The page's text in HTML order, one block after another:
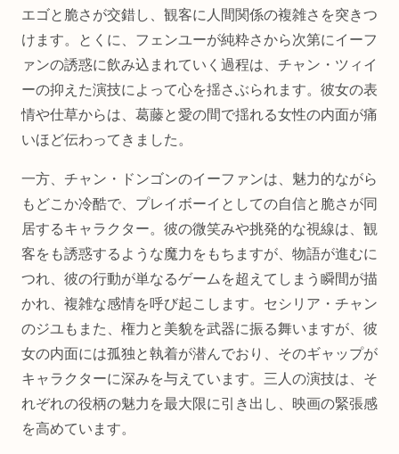
エゴと脆さが交錯し、観客に人間関係の複雑さを突きつ
けます。とくに、フェンユーが純粋さから次第にイーフ
ァンの誘惑に飲み込まれていく過程は、チャン・ツィイ
ーの抑えた演技によって心を揺さぶられます。彼女の表
情や仕草からは、葛藤と愛の間で揺れる女性の内面が痛
いほど伝わってきました。
一方、チャン・ドンゴンのイーファンは、魅力的ながら
もどこか冷酷で、プレイボーイとしての自信と脆さが同
居するキャラクター。彼の微笑みや挑発的な視線は、観
客をも誘惑するような魔力をもちますが、物語が進むに
つれ、彼の行動が単なるゲームを超えてしまう瞬間が描
かれ、複雑な感情を呼び起こします。セシリア・チャン
のジユもまた、権力と美貌を武器に振る舞いますが、彼
女の内面には孤独と執着が潜んでおり、そのギャップが
キャラクターに深みを与えています。三人の演技は、そ
れぞれの役柄の魅力を最大限に引き出し、映画の緊張感
を高めています。